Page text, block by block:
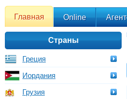
Главная Online
Страны
Греция
Иордания
Грузия